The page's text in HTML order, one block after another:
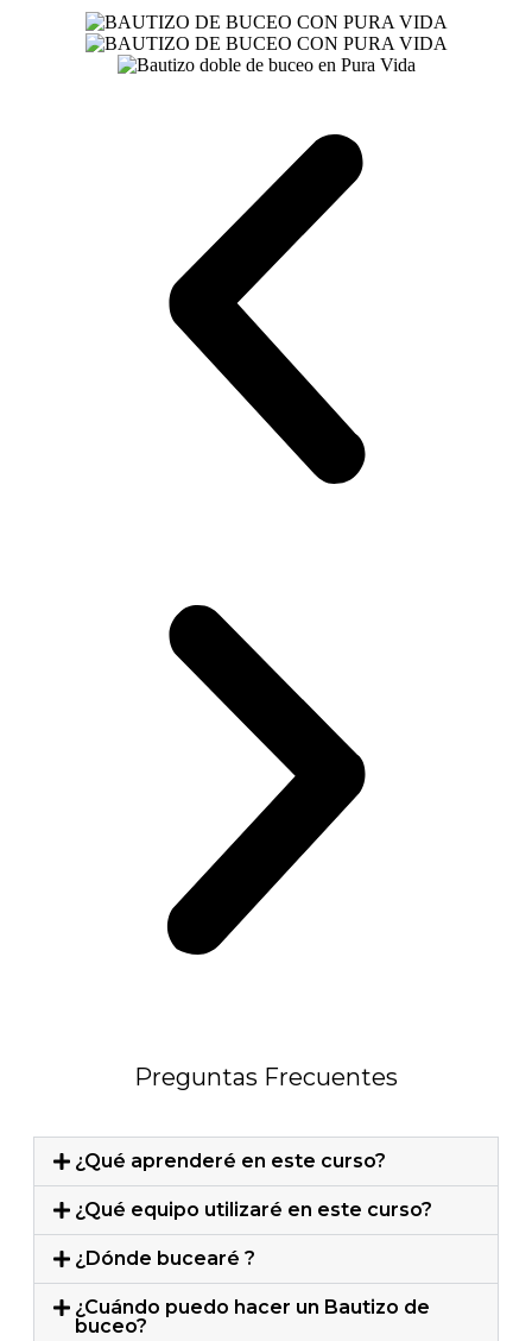
Preguntas Frecuentes
¿Qué aprenderé en este curso?
¿Qué equipo utilizaré en este curso?
¿Dónde bucearé ?
¿Cuándo puedo hacer un Bautizo de
buceo?